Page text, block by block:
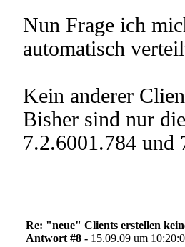
Nun Frage ich
automatisch
Kein anderer
Bisher sind nur
7.2.6001.784 und
Re: "neue" Clients erstellen
Antwort #8 - 15.09.09 um